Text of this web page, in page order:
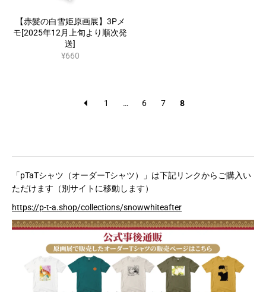
【赤髪の白雪姫原画展】3Pメ
モ[2025年12月上旬より順次発
送]
¥660
1 … 6 7 8
「pTaTシャツ（オーダーTシャツ）」は下記リンクからご購入い
ただけます（別サイトに移動します）
https://p-t-a.shop/collections/snowwhiteafter